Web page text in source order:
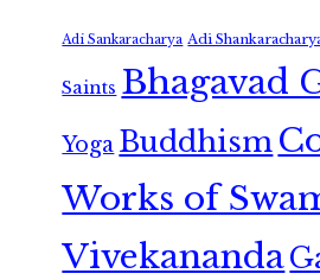
Adi Sankaracharya Adi
Saints Bhagavad
Yoga Buddhism
Works of
Vivekananda